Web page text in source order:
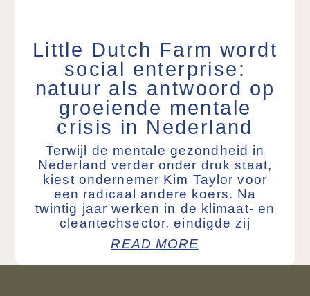
Little Dutch Farm wordt
social enterprise:
natuur als antwoord op
groeiende mentale
crisis in Nederland
Terwijl de mentale gezondheid in
Nederland verder onder druk staat,
kiest ondernemer Kim Taylor voor
een radicaal andere koers. Na
twintig jaar werken in de klimaat- en
cleantechsector, eindigde zij
READ MORE